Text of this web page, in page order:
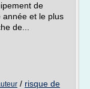
de
année et le plus
de...
/ risque de